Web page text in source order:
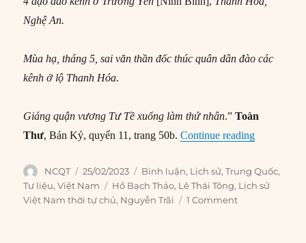
Nghệ An.
Mùa hạ, tháng 5, sai văn thần đốc thúc quân dân đào các
kênh ở lộ Thanh Hóa.
Giáng quận vương Tư Tề xuống làm thứ nhân.” Toàn
Thư, Bản Kỷ, quyển 11, trang 50b.Continue reading“Vua Lê
Author
NCQT
Posted
on
25/02/2023 Categories
Bình luận, Lịch sử,Trung Quốc,
Tư liệu,Việt Nam Tags
Hồ Bạch Thảo, Lê Thái Tông, Lịch sử
Việt Nam thời tự chủ, Nguyễn Trãi 1 Comment